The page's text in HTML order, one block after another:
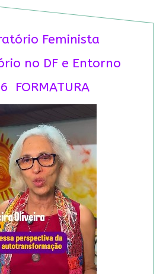
Feminista
no DF e Entorno
FORMATURA